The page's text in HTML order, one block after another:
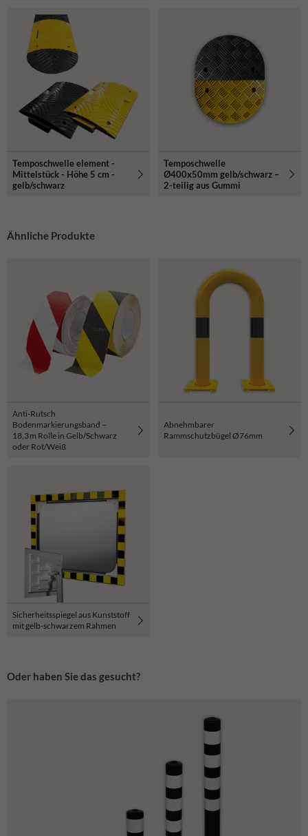
Temposchwelle element -
Mittelstück - Höhe 5 cm -
gelb/schwarz
Temposchwelle
Ø400x50mm gelb/schwarz –
2-teilig aus Gummi
Ähnliche Produkte
Anti-Rutsch
Bodenmarkierungsband –
18,3 m Rolle in Gelb/Schwarz
oder Rot/Weiß
Abnehmbarer
Rammschutzbügel Ø76mm
Sicherheitsspiegel aus Kunststoff
mit gelb-schwarzem Rahmen
Oder haben Sie das gesucht?